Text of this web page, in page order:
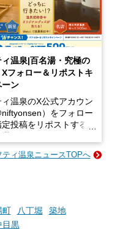
ィ温泉|百名湯・究極の
フォロー＆リポストキ
ーン
ィ温泉のX公式アカウン
）をフォロー
定投稿をリポストする
円分をプレゼントい
ティ温泉ニュースTOPへ
町 八丁堀
築地
目黒